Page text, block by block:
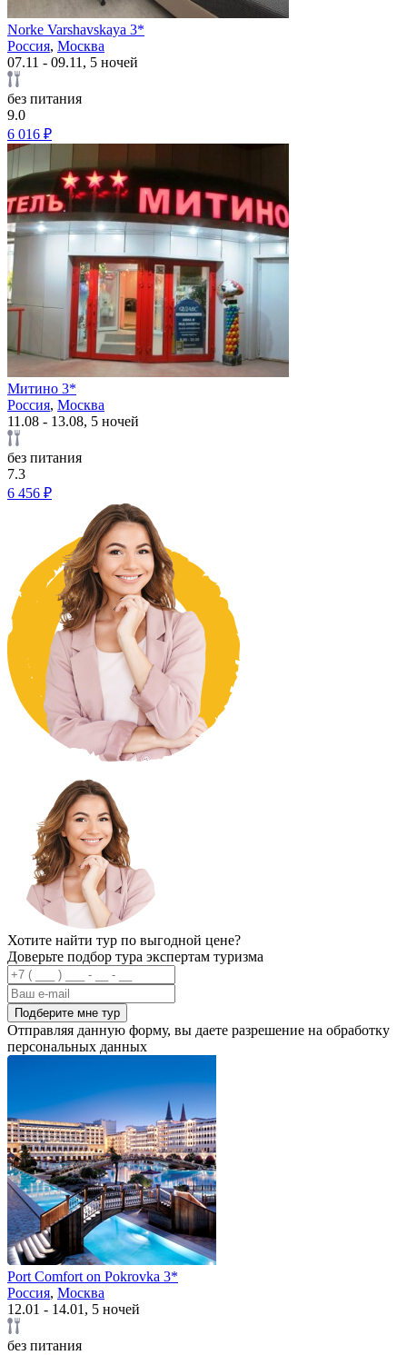
Norke Varshavskaya 3*
Россия, Москва
07.11 - 09.11, 5 ночей
без питания
9.0
6 016 ₽
Митино 3*
Россия, Москва
11.08 - 13.08, 5 ночей
без питания
7.3
6 456 ₽
Хотите найти тур по выгодной цене?
Доверьте подбор тура экспертам туризма
Подберите мне тур
Отправляя данную форму, вы даете разрешение на обработку
персональных данных
Port Comfort on Pokrovka 3*
Россия, Москва
12.01 - 14.01, 5 ночей
без питания